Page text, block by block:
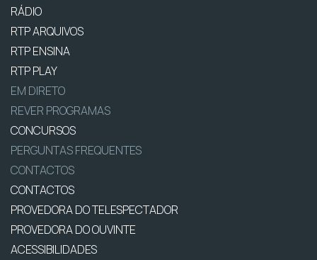
RÁDIO
RTP ARQUIVOS
RTP ENSINA
RTP PLAY
EM DIRETO
REVER PROGRAMAS
CONCURSOS
PERGUNTAS FREQUENTES
CONTACTOS
CONTACTOS
PROVEDORA DO TELESPECTADOR
PROVEDORA DO OUVINTE
ACESSIBILIDADES